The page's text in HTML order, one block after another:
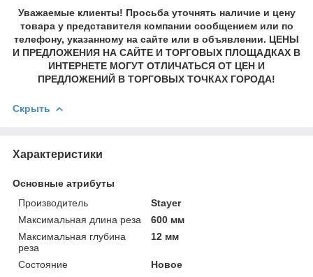
Уважаемые клиенты! Просьба уточнять наличие и цену
товара у представителя компании сообщением или по
телефону, указанному на сайте или в объявлении. ЦЕНЫ
И ПРЕДЛОЖЕНИЯ НА САЙТЕ И ТОРГОВЫХ ПЛОЩАДКАХ В
ИНТЕРНЕТЕ МОГУТ ОТЛИЧАТЬСЯ ОТ ЦЕН И
ПРЕДЛОЖЕНИЙ В ТОРГОВЫХ ТОЧКАХ ГОРОДА!
Скрыть
Характеристики
Основные атрибуты
Производитель
Stayer
Максимальная длина реза
600 мм
Максимальная глубина
реза
12 мм
Состояние
Новое